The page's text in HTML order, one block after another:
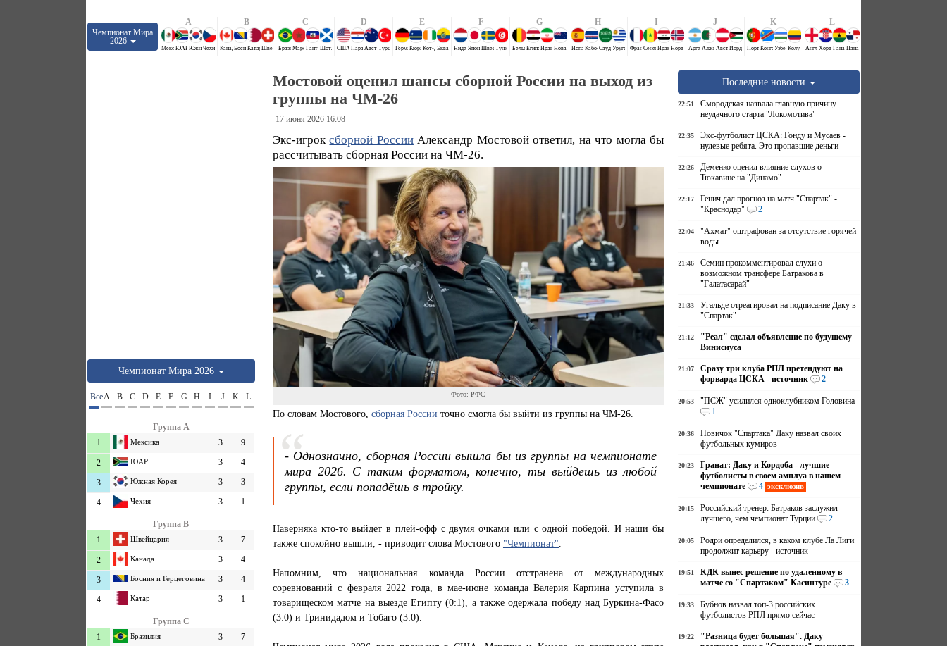
Чемпионат Мира
2026
A
Мексика
ЮАР Южная Корея
Чехия
B
КанадаБосния и Герцеговина
КатарШвейцария
C
БразилияМароккоГаитиШотландия
D
США ПарагвайАвстралия
Турция
E
ГерманияКюрасаоКот-Д`Ивуар
Эквадор
F
Нидерланды
ЯпонияШвецияТунис
G
БельгияЕгипетИран Новая Зеландия
H
ИспанияКабо-ВердеСаудовская Аравия
Уругвай
I
ФранцияСенегалИрак Норвегия
J
Аргентина
АлжирАвстрияИордания
K
Португалия
Конго ДРУзбекистанКолумбия
L
АнглияХорватия
Гана Панама
Чемпионат Мира 2026
ВсеA B C D E F G H I J K L
Группа A
1
Мексика 3 9
2 ЮАР 3 4
3 Южная Корея 3 3
4 Чехия 3 1
Группа B
1
Швейцария 3 7
2 Канада 3 4
3 Босния и Герцеговина 3 4
4 Катар 3 1
Группа C
1
Бразилия 3 7
Мостовой оценил шансы сборной России на выход из
группы на ЧМ-26
17 июня 2026 16:08
Экс-игроксборной РоссииАлександр Мостовой ответил, на что могла бы
рассчитывать сборная России на ЧМ-26.
Фото: РФС
По словам Мостового, сборная России точно смогла бы выйти из группы на ЧМ-26.
- Однозначно, сборная России вышла бы из группы на чемпионате
мира 2026. С таким форматом, конечно, ты выйдешь из любой
группы, если попадёшь в тройку.
Наверняка кто-то выйдет в плей-офф с двумя очками или с одной победой. И наши бы
также спокойно вышли, - приводит слова Мостового "Чемпионат"
Напомним, что национальная команда России отстранена от международных
соревнований с февраля 2022 года, в мае-июне команда Валерия Карпина уступила в
товарищеском матче на выезде Египту (0:1), а также одержала победу над Буркина-Фасо
(3:0) и Тринидадом и Тобаго (3:0).
Последние новости
22:51
Смородская назвала главную причину
неудачного старта "Локомотива"
22:35
Экс-футболист ЦСКА: Гонду и Мусаев -
нулевые ребята. Это пропавшие деньги
22:26
Деменко оценил влияние слухов о
Тюкавине на "Динамо"
22:17
Генич дал прогноз на матч "Спартак" -
"Краснодар"
2
22:04
"Ахмат" оштрафован за отсутствие горячей
воды
21:46
Семин прокомментировал слухи о
возможном трансфере Батракова в
"Галатасарай"
21:33
Угальде отреагировал на подписание Даку в
"Спартак"
21:12
"Реал" сделал объявление по будущему
Винисиуса
21:07
Сразу три клуба РПЛ претендуют на
форварда ЦСКА - источник
2
20:53
"ПСЖ" усилился одноклубником Головина
1
20:36
Новичок "Спартака" Даку назвал своих
футбольных кумиров
20:23
Гранат: Даку и Кордоба - лучшие
футболисты в своем амплуа в нашем
чемпионате
4 эксклюзив
20:15
Российский тренер: Батраков заслужил
лучшего, чем чемпионат Турции
2
20:05
Родри определился, в каком клубе Ла Лиги
продолжит карьеру - источник
19:51
КДК вынес решение по удаленному в
матче со "Спартаком" Касинтуре
3
19:33
Бубнов назвал топ-3 российских
футболистов РПЛ прямо сейчас
19:22
"Разница будет большая". Даку